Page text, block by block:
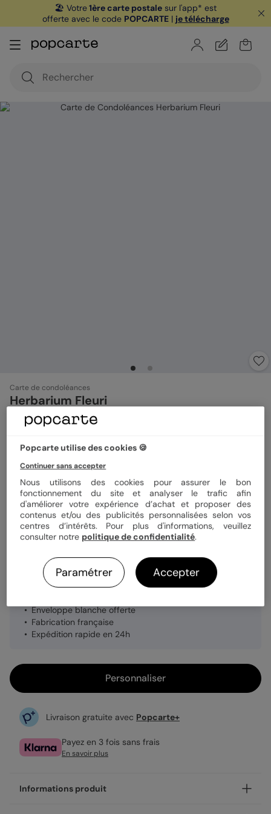
🏖️ Votre1ère carte postale sur l'app* est
offerte avec le code POPCARTE| je télécharge
Carte de condoléances
Herbarium Fleuri
4.7(6avis)
Format
Papier Papier Satiné
Quantité 1 carte
Enveloppe blanche offerte
Fabrication française
Expédition rapide en 24h
Personnaliser
Livraison gratuite avec Popcarte+
Payez en 3 fois sans frais
En savoir plus
Informations produit
Popcarte utilise des cookies 🍪
Continuer sans accepter
Nous utilisons des cookies pour assurer le bon
fonctionnement du site et analyser le trafic afin
d'améliorer votre expérience d’achat et proposer des
contenus et/ou des publicités personnalisées selon vos
centres d’intérêts. Pour plus d'informations, veuillez
consulter notre politique de confidentialité.
Paramétrer Accepter